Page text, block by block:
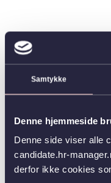
Samtykke
Denne hjemmeside
Denne side viser alle
candidate.hr-
derfor ikke cookies